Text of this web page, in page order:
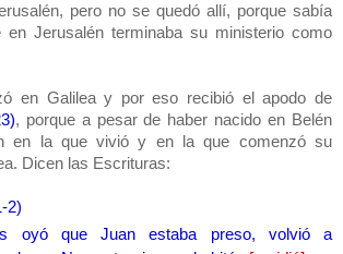
pero no se quedó allí, porque sabía
en Jerusalén terminaba su ministerio como
en Galilea y por eso recibió el apodo de
, porque a pesar de haber nacido en Belén
en la que vivió y en la que comenzó su
Dicen las Escrituras:
2)
oyó que Juan estaba preso, volvió a